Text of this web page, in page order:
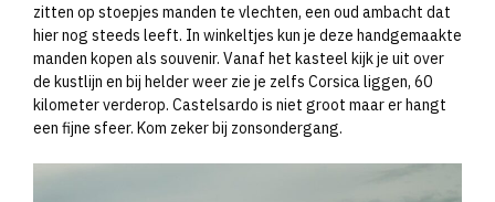
zitten op stoepjes manden te vlechten, een oud ambacht dat
hier nog steeds leeft. In winkeltjes kun je deze handgemaakte
manden kopen als souvenir. Vanaf het kasteel kijk je uit over
de kustlijn en bij helder weer zie je zelfs Corsica liggen, 60
kilometer verderop. Castelsardo is niet groot maar er hangt
een fijne sfeer. Kom zeker bij zonsondergang.